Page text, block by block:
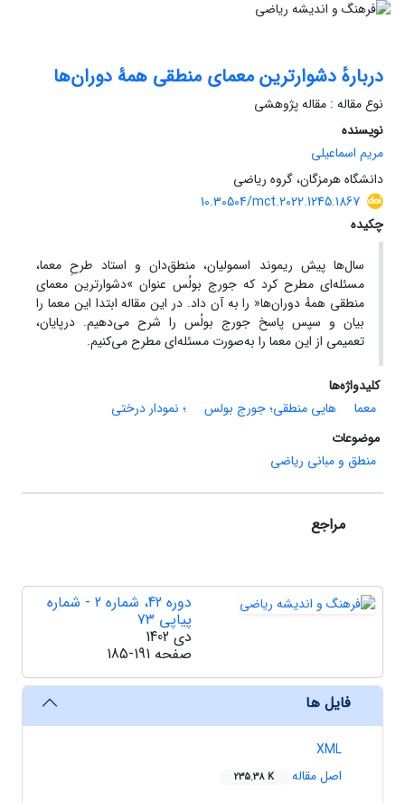
دربارهٔ دشوارترین معمای منطقی همۀ دوران‌ها
نوع مقاله : مقاله پژوهشی
نویسنده
مریم اسماعیلی
دانشگاه هرمزگان، گروه ریاضی
10.30504/mct.2022.1245.1867
چکیده
سال‌ها پیش ریموند اسمو‎‏لیان، منطق‌دان و استاد طرحِ معما،
مسئله‌ای مطرح کرد که جورج بولُس عنوان ‎«‎دشوارترین معمای
منطقی همهٔ دوران‌ها‎»‎ را به آن داد. در این مقاله ابتدا این معما را
بیان و سپس پاسخ جورج بولُس را شرح می‌دهیم. درپایان‏،
تعمیمی از این معما را به‌صورت مسئله‌ای مطرح می‌‌کنیم.
کلیدواژه‌ها
معما
هایی منطقی؛ جورج بولس
؛ نمودار درختی
موضوعات
منطق و مبانی ریاضی
مراجع
دوره 42، شماره 2 - شماره
پیاپی 73
دی 1402
صفحه 185-191
فایل ها
XML
اصل مقاله
235.38 K